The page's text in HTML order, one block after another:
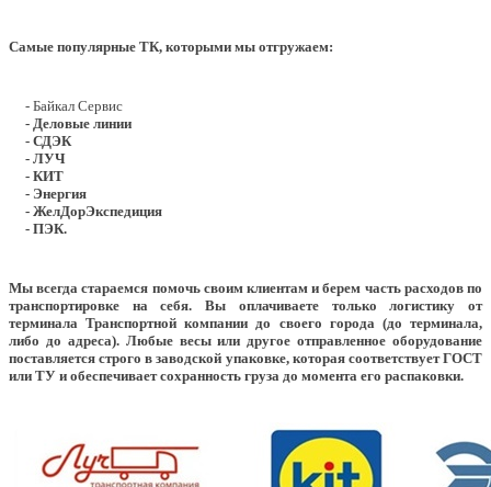
Самые популярные ТК, которыми мы отгружаем:
- Байкал Сервис
- Деловые линии
- СДЭК
- ЛУЧ
- КИТ
- Энергия
- ЖелДорЭкспедиция
- ПЭК.
Мы всегда стараемся помочь своим клиентам и берем часть расходов по
транспортировке на себя. Вы оплачиваете только логистику от
терминала Транспортной компании до своего города (до терминала,
либо до адреса). Любые весы или другое отправленное оборудование
поставляется строго в заводской упаковке, которая соответствует ГОСТ
или ТУ и обеспечивает сохранность груза до момента его распаковки.